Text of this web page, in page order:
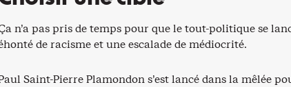
n’a pas pris de temps pour que le tout-politique se
de racisme et une escalade de médiocrité.
Saint-Pierre Plamondon s’est lancé dans la mêlée